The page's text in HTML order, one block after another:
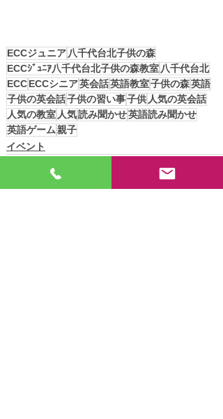
ECCジュニア 八千代台北子供の森
ECCｼﾞｭﾆｱ八千代台北子供の森教室 八千代台北
ECCECCシニア英会話英語教室子供の森英語
子供の英会話子供の習い事子供 人気の英会話
人気の教室 人気読み聞かせ英語読み聞かせ
英語ゲーム親子
イベント